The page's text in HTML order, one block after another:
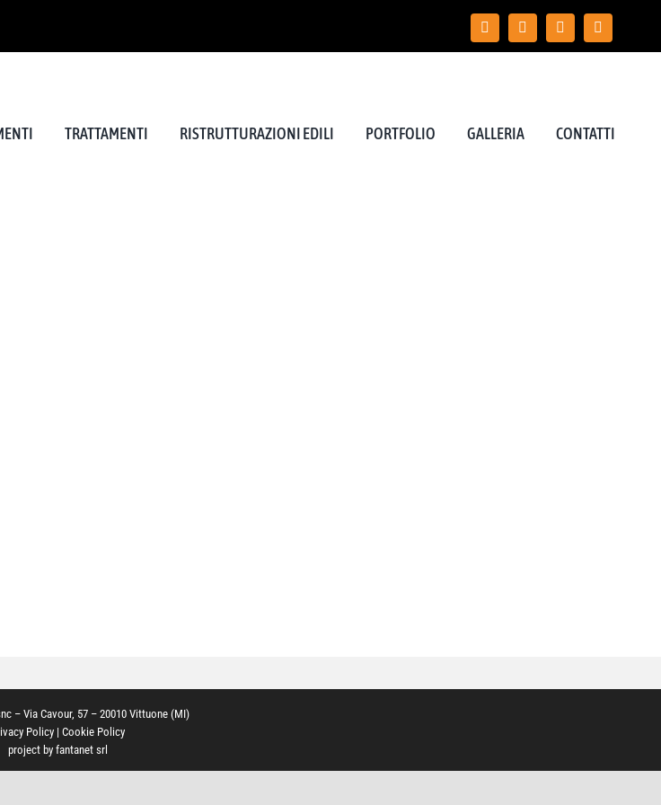
TRATTAMENTI RISTRUTTURAZIONI EDILI PORTFOLIO GALLERIA CONTATTI
– Via Cavour, 57 – 20010 Vittuone (MI)
Policy | Cookie Policy
project by fantanet srl